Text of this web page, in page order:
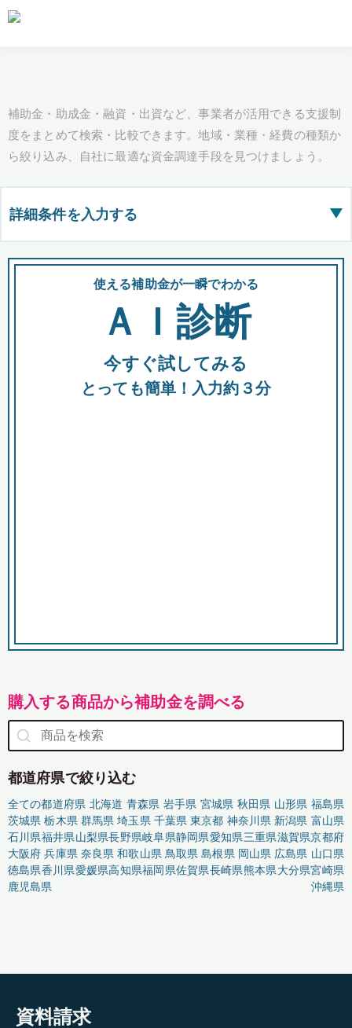
補助金・助成金・融資・出資など、事業者が活用できる支援制
度をまとめて検索・比較できます。地域・業種・経費の種類か
ら絞り込み、自社に最適な資金調達手段を見つけましょう。
詳細条件を入力する ▶
都道府県
全国の検索結果を含めて表示
助成金 融資 出資
使える補助金が一瞬でわかる
ＡＩ診断
今すぐ試してみる
とっても簡単！入力約３分
購入する商品から補助金を調べる
都道府県で絞り込む
全ての都道府県 北海道 青森県 岩手県 宮城県 秋田県 山形県 福島県
茨城県 栃木県 群馬県 埼玉県 千葉県 東京都 神奈川県 新潟県 富山県
石川県福井県山梨県長野県岐阜県静岡県愛知県三重県滋賀県京都府
大阪府 兵庫県 奈良県 和歌山県 鳥取県 島根県 岡山県 広島県 山口県
徳島県香川県愛媛県高知県福岡県佐賀県長崎県熊本県大分県宮崎県
鹿児島県
沖縄県
資料請求